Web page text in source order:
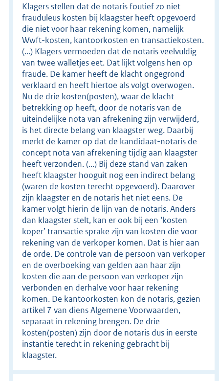
Klagers stellen dat de notaris foutief zo niet
frauduleus kosten bij klaagster heeft opgevoerd
die niet voor haar rekening komen, namelijk
Wwft-kosten, kantoorkosten en transactiekosten.
(...) Klagers vermoeden dat de notaris veelvuldig
van twee walletjes eet. Dat lijkt volgens hen op
fraude. De kamer heeft de klacht ongegrond
verklaard en heeft hiertoe als volgt overwogen.
Nu de drie kosten(posten), waar de klacht
betrekking op heeft, door de notaris van de
uiteindelijke nota van afrekening zijn verwijderd,
is het directe belang van klaagster weg. Daarbij
merkt de kamer op dat de kandidaat-notaris de
concept nota van afrekening tijdig aan klaagster
heeft verzonden. (...) Bij deze stand van zaken
heeft klaagster hooguit nog een indirect belang
(waren de kosten terecht opgevoerd). Daarover
zijn klaagster en de notaris het niet eens. De
kamer volgt hierin de lijn van de notaris. Anders
dan klaagster stelt, kan er ook bij een ‘kosten
koper’ transactie sprake zijn van kosten die voor
rekening van de verkoper komen. Dat is hier aan
de orde. De controle van de persoon van verkoper
en de overboeking van gelden aan haar zijn
kosten die aan de persoon van verkoper zijn
verbonden en derhalve voor haar rekening
komen. De kantoorkosten kon de notaris, gezien
artikel 7 van diens Algemene Voorwaarden,
separaat in rekening brengen. De drie
kosten(posten) zijn door de notaris dus in eerste
instantie terecht in rekening gebracht bij
klaagster.